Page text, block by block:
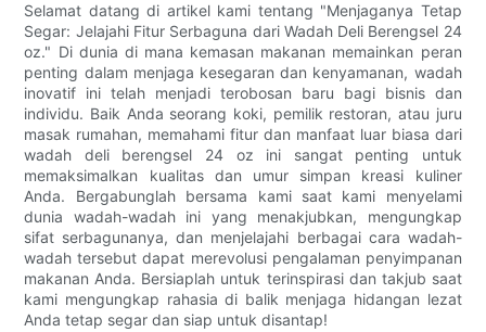
Selamat datang di artikel kami tentang "Menjaganya Tetap
Segar: Jelajahi Fitur Serbaguna dari Wadah Deli Berengsel 24
oz." Di dunia di mana kemasan makanan memainkan peran
penting dalam menjaga kesegaran dan kenyamanan, wadah
inovatif ini telah menjadi terobosan baru bagi bisnis dan
individu. Baik Anda seorang koki, pemilik restoran, atau juru
masak rumahan, memahami fitur dan manfaat luar biasa dari
wadah deli berengsel 24 oz ini sangat penting untuk
memaksimalkan kualitas dan umur simpan kreasi kuliner
Anda. Bergabunglah bersama kami saat kami menyelami
dunia wadah-wadah ini yang menakjubkan, mengungkap
sifat serbagunanya, dan menjelajahi berbagai cara wadah-
wadah tersebut dapat merevolusi pengalaman penyimpanan
makanan Anda. Bersiaplah untuk terinspirasi dan takjub saat
kami mengungkap rahasia di balik menjaga hidangan lezat
Anda tetap segar dan siap untuk disantap!